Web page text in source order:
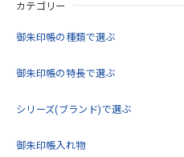
カテゴリー
御朱印帳の種類で選ぶ
御朱印帳の特長で選ぶ
シリーズ(ブランド)で選ぶ
御朱印帳入れ物